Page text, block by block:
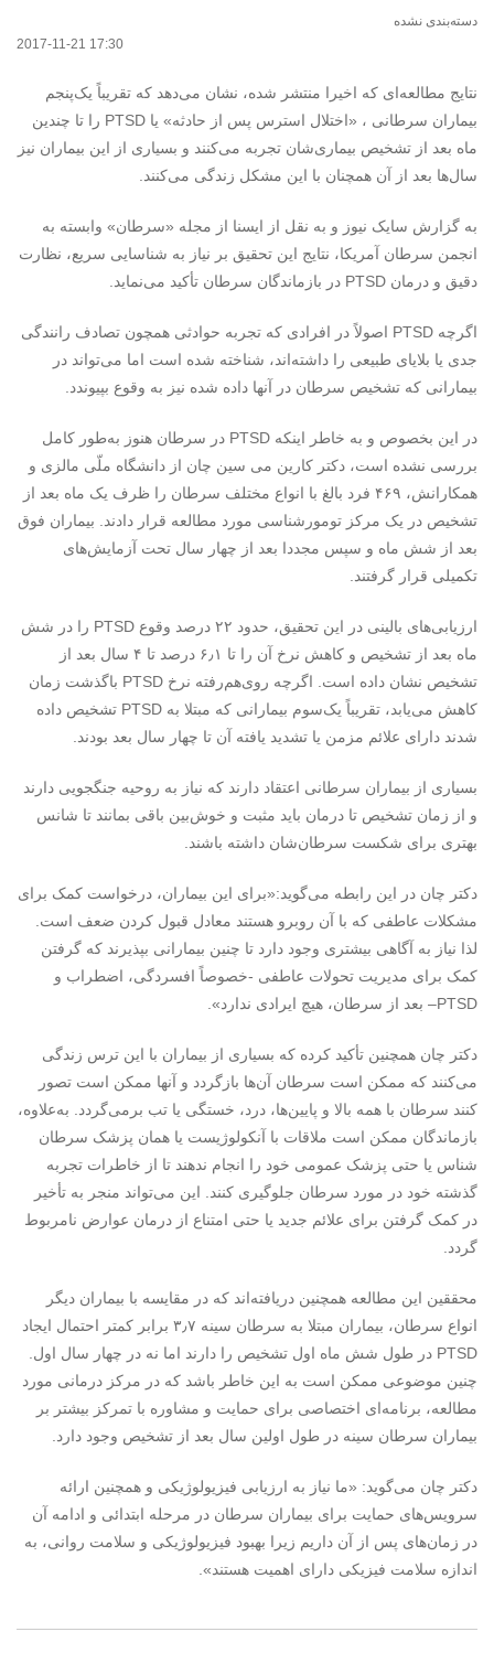
دسته‌بندی نشده
2017-11-21 17:30
نتایج مطالعه‌ای که اخیرا منتشر شده، نشان می‌دهد که تقریباً یک‌پنجم
بیماران سرطانی ، «اختلال استرس پس از حادثه» یا PTSD را تا چندین
ماه بعد از تشخیص بیماری‌شان تجربه می‌کنند و بسیاری از این بیماران نیز
سال‌ها بعد از آن همچنان با این مشکل زندگی می‌کنند.
به گزارش سایک نیوز و به نقل از ایسنا از مجله «سرطان» وابسته به
انجمن سرطان آمریکا، نتایج این تحقیق بر نیاز به شناسایی سریع، نظارت
دقیق و درمان PTSD در بازماندگان سرطان تأکید می‌نماید.
اگرچه PTSD اصولاً در افرادی که تجربه حوادثی همچون تصادف رانندگی
جدی یا بلایای طبیعی را داشته‌اند، شناخته شده است اما می‌تواند در
بیمارانی که تشخیص سرطان در آنها داده شده نیز به وقوع بپیوندد.
در این بخصوص و به خاطر اینکه PTSD در سرطان هنوز به‌طور کامل
بررسی نشده است، دکتر کارین می سین چان از دانشگاه ملّی مالزی و
همکارانش، ۴۶۹ فرد بالغ با انواع مختلف سرطان را ظرف یک ماه بعد از
تشخیص در یک مرکز تومورشناسی مورد مطالعه قرار دادند. بیماران فوق
بعد از شش ماه و سپس مجددا بعد از چهار سال تحت آزمایش‌های
تکمیلی قرار گرفتند.
ارزیابی‌های بالینی در این تحقیق، حدود ۲۲ درصد وقوع PTSD را در شش
ماه بعد از تشخیص و کاهش نرخ آن را تا ۶٫۱ درصد تا ۴ سال بعد از
تشخیص نشان داده است. اگرچه روی‌هم‌رفته نرخ PTSD باگذشت زمان
کاهش می‌یابد، تقریباً یک‌سوم بیمارانی که مبتلا به PTSD تشخیص داده
شدند دارای علائم مزمن یا تشدید یافته آن تا چهار سال بعد بودند.
بسیاری از بیماران سرطانی اعتقاد دارند که نیاز به روحیه جنگجویی دارند
و از زمان تشخیص تا درمان باید مثبت و خوش‌بین باقی بمانند تا شانس
بهتری برای شکست سرطان‌شان داشته باشند.
دکتر چان در این رابطه می‌گوید:«برای این بیماران، درخواست کمک برای
مشکلات عاطفی‌ که با آن روبرو هستند معادل قبول کردن ضعف است.
لذا نیاز به آگاهی بیشتری وجود دارد تا چنین بیمارانی بپذیرند که گرفتن
کمک برای مدیریت تحولات عاطفی -خصوصاً افسردگی، اضطراب و
PTSD– بعد از سرطان، هیچ ایرادی ندارد».
دکتر چان همچنین تأکید کرده که بسیاری از بیماران با این ترس زندگی
می‌کنند که ممکن است سرطان آن‌ها بازگردد و آنها ممکن است تصور
کنند سرطان با همه بالا و پایین‌ها، درد، خستگی یا تب برمی‌گردد. به‌علاوه،
بازماندگان ممکن است ملاقات با آنکولوژیست یا همان پزشک سرطان
شناس یا حتی پزشک عمومی خود را انجام ندهند تا از خاطرات تجربه
گذشته خود در مورد سرطان جلوگیری کنند. این می‌تواند منجر به تأخیر
در کمک گرفتن برای علائم جدید یا حتی امتناع از درمان عوارض نامربوط
گردد.
محققین این مطالعه همچنین دریافته‌اند که در مقایسه با بیماران دیگر
انواع سرطان، بیماران مبتلا به سرطان سینه ۳٫۷ برابر کمتر احتمال ایجاد
PTSD در طول شش ماه اول تشخیص را دارند اما نه در چهار سال اول.
چنین موضوعی ممکن است به این خاطر باشد که در مرکز درمانی مورد
مطالعه، برنامه‌ای اختصاصی برای حمایت و مشاوره با تمرکز بیشتر بر
بیماران سرطان سینه در طول اولین سال بعد از تشخیص وجود دارد.
دکتر چان می‌گوید: «ما نیاز به ارزیابی فیزیولوژیکی و همچنین ارائه
سرویس‌های حمایت برای بیماران سرطان در مرحله ابتدائی و ادامه آن
در زمان‌های پس‌ از آن داریم زیرا بهبود فیزیولوژیکی و سلامت روانی، به‌
اندازه سلامت فیزیکی دارای اهمیت هستند».